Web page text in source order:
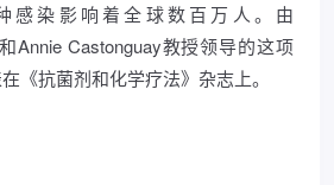
感染影响着全球数百万人。由
Annie Castonguay教授领导的这项
《抗菌剂和化学疗法》杂志上。